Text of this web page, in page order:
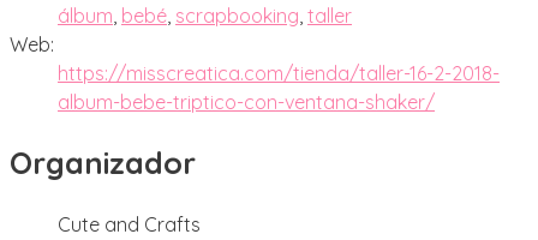
álbum bebé scrapbooking taller
Web:
https://misscreatica.com/tienda/taller-16-2-2018-
album-bebe-triptico-con-ventana-shaker/
Organizador
Cute and Crafts